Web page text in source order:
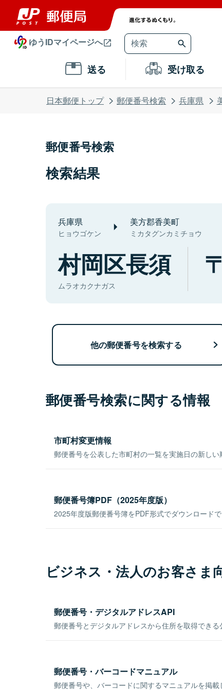
ゆうIDマイページへ
送る 受け取る
日本郵便トップ 郵便番号検索 兵庫県
郵便番号検索
検索結果
兵庫県
ヒョウゴケン
美方郡香美町
ミカタグンカミチョウ
村岡区長須
ムラオカクナガス
他の郵便番号を検索する
郵便番号検索に関する情報
市町村変更情報
郵便番号を公表した市町村の一覧を実施日の新しい
郵便番号簿PDF（2025年度版）
2025年度版郵便番号簿をPDF形式でダウンロードで
ビジネス・法人のお客さま
郵便番号・デジタルアドレスAPI
郵便番号とデジタルアドレスから住所を取得できる
郵便番号・バーコードマニュアル
郵便番号や、バーコードに関するマニュアルを掲載